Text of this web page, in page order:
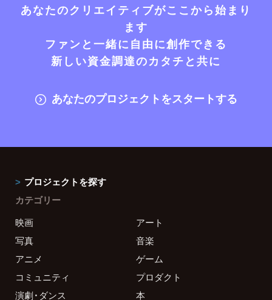
あなたのクリエイティブがここから始まり
ます
ファンと一緒に自由に創作できる
新しい資金調達のカタチと共に
あなたのプロジェクトをスタートする
プロジェクトを探す
カテゴリー
映画
アート
写真
音楽
アニメ
ゲーム
コミュニティ
プロダクト
演劇・ダンス
本